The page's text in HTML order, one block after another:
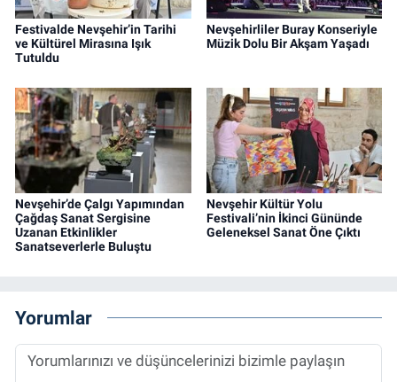
Festivalde Nevşehir’in Tarihi
ve Kültürel Mirasına Işık
Tutuldu
Nevşehirliler Buray Konseriyle
Müzik Dolu Bir Akşam Yaşadı
Nevşehir’de Çalgı Yapımından
Çağdaş Sanat Sergisine
Uzanan Etkinlikler
Sanatseverlerle Buluştu
Nevşehir Kültür Yolu
Festivali’nin İkinci Gününde
Geleneksel Sanat Öne Çıktı
Yorumlar